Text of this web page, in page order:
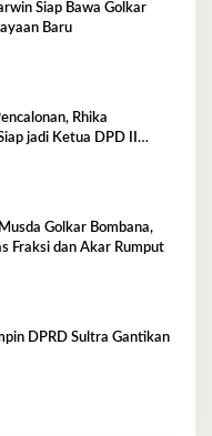
Siap Bawa Golkar
Baru
Rhika
jadi Ketua DPD II
Golkar Bombana,
Fraksi dan Akar Rumput
DPRD Sultra Gantikan